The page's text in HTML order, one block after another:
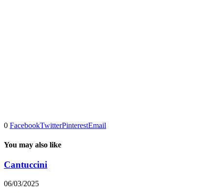
0 FacebookTwitterPinterestEmail
You may also like
Cantuccini
06/03/2025